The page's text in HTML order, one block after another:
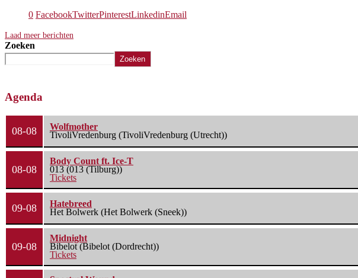
0 FacebookTwitterPinterestLinkedinEmail
Laad meer berichten
Zoeken
Zoeken
Agenda
08-08
Wolfmother
TivoliVredenburg (TivoliVredenburg (Utrecht))
08-08
Body Count ft. Ice-T
013 (013 (Tilburg))
Tickets
09-08
Hatebreed
Het Bolwerk (Het Bolwerk (Sneek))
09-08
Midnight
Bibelot (Bibelot (Dordrecht))
Tickets